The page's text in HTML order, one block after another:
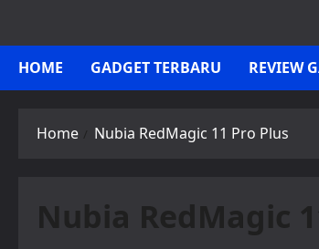
HOME GADGET TERBARU REVIEW
Home Nubia RedMagic 11 Pro Plus
Nubia RedMagic